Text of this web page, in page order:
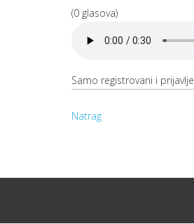
(0 glasova)
Samo registrovani i
Natrag